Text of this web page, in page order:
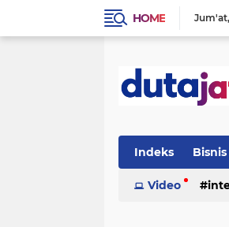
HOME Jum'at
Indeks Bisnis
Video